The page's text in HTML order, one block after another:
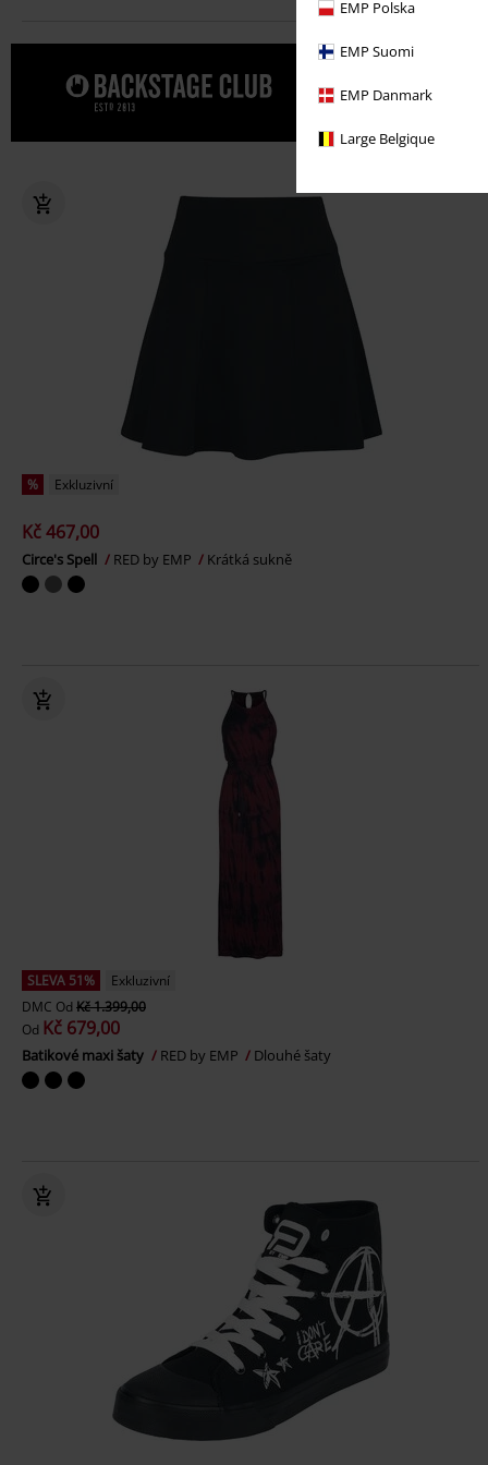
EMP Polska
EMP Suomi
EMP Danmark
Large Belgique
Dopřejte si
% Exkluzivní
Kč 467,00
Circe's Spell RED by EMP Krátká sukně
SLEVA 51%
Exkluzivní
DMC Od Kč 1.399,00
Od Kč 679,00
Batikové maxi šaty RED by EMP Dlouhé šaty